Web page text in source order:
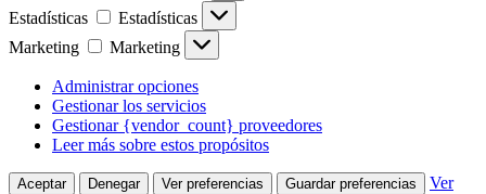
Estadísticas
Estadísticas
Marketing
Marketing
Administrar opciones
Gestionar los servicios
Gestionar {vendor_count} proveedores
Leer más sobre estos propósitos
Aceptar Denegar Ver preferencias Guardar preferencias
Ver